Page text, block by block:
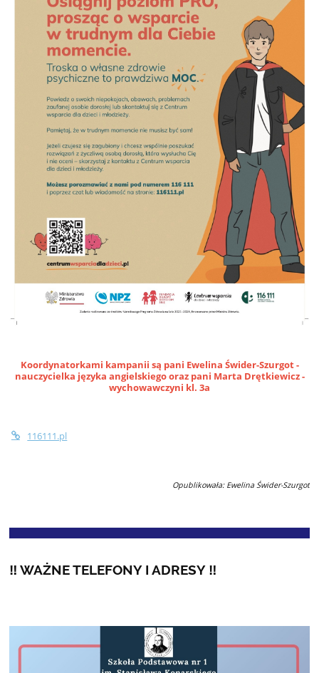
Koordynatorkami kampanii są pani Ewelina Świder-Szurgot -
nauczycielka języka angielskiego oraz pani Marta Drętkiewicz -
wychowawczyni kl. 3a
116111.pl
Opublikowała: Ewelina Świder-Szurgot
‼️ WAŻNE TELEFONY I ADRESY ‼️